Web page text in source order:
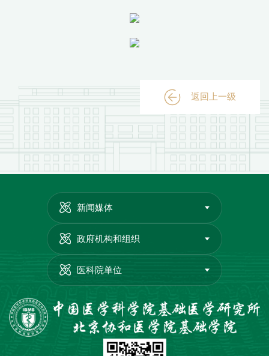
返回上一级
新闻媒体
政府机构和组织
医科院单位